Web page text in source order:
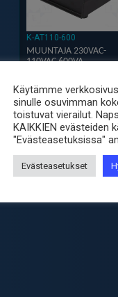
K-AT110-600
MUUNTAJA 230VAC-
110VAC 600VA
-
Muuntaja
230VAC-
110VAC
600VA
määrä
+
Käytämme
sinulle osuvimman
toistuvat vierailut.
KAIKKIEN evästeiden
"Evästeasetuksissa"
Evästeasetukset